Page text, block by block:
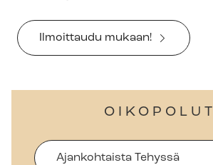
Ilmoittaudu mukaan!
OIKOPOLUT
Ajankohtaista Tehyssä